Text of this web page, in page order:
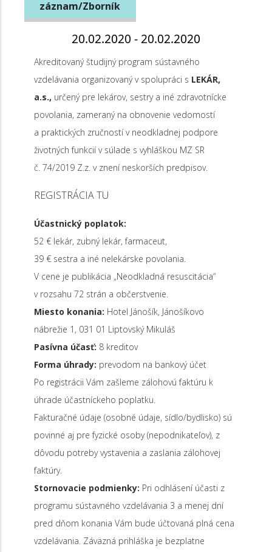
záznam/Zborník
20.02.2020 - 20.02.2020
Akreditovaný študijný program sústavného
vzdelávania organizovaný v spolupráci s LEKÁR,
a.s., určený pre lekárov, sestry a iné zdravotnícke
povolania, zameraný na obnovenie vedomostí
a praktických zručností v neodkladnej podpore
životných funkcií v súlade s vyhláškou MZ SR
č. 74/2019 Z.z. v znení neskorších predpisov.
REGISTRÁCIA TU
Účastnický poplatok:
52 € lekár, zubný lekár, farmaceut,
39 € sestra a iné nelekárske povolania.
V cene je publikácia „Neodkladná resuscitácia“
v rozsahu 72 strán a občerstvenie.
Miesto konania: Hotel Jánošík, Jánošíkovo
nábrežie 1, 031 01 Liptovský Mikuláš
Pasívna účasť: 8 kreditov
Forma úhrady: prevodom na bankový účet
Po registrácii Vám zašleme zálohovú faktúru k
úhrade účastníckeho poplatku.
Fakturačné údaje (osobné údaje, sídlo/bydlisko) sú
povinné aj pre fyzické osoby (nepodnikateľov), z
dôvodu potreby vystavenia a zaslania zálohovej
faktúry.
Stornovacie podmienky: Pri odhlásení účasti z
programu sústavného vzdelávania 3 a menej dní
pred dňom konania Vám bude účtovaná plná cena
vzdelávania. Záväzná prihláška je bezplatne